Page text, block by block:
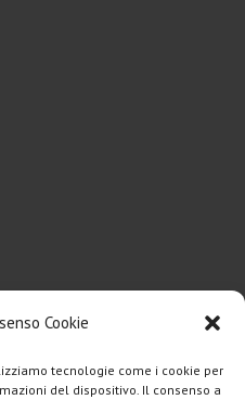
Cookie
tecnologie come i cookie per
del dispositivo. Il consenso a